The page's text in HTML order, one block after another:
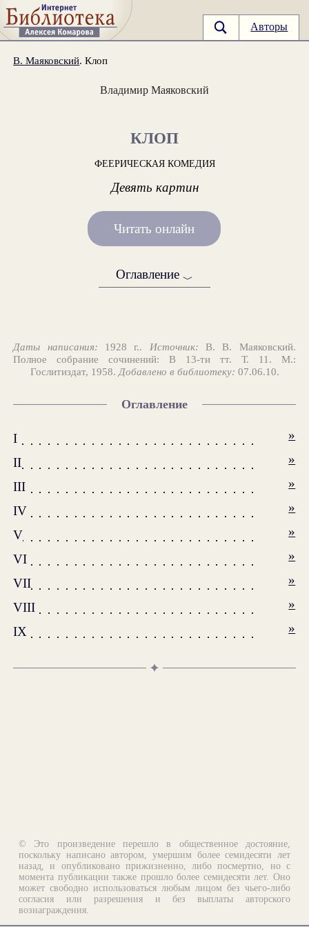
Авторы
В. Маяковский. Клоп
Владимир Маяковский
КЛОП
ФЕЕРИЧЕСКАЯ КОМЕДИЯ
Девять картин
Читать онлайн
Оглавление ﹀
Даты написания: 1928 г.. Источник: В. В. Маяковский.
Полное собрание сочинений: В 13-ти тт. Т. 11. М.:
Гослитиздат, 1958. Добавлено в библиотеку: 07.06.10.
Оглавление
I
»
II
»
III
»
IV
»
V
»
VI
»
VII
»
VIII
»
IX
»
✦
© Это произведение перешло в общественное достояние,
поскольку написано автором, умершим более семидесяти лет
назад, и опубликовано прижизненно, либо посмертно, но с
момента публикации также прошло более семидесяти лет. Оно
может свободно использоваться любым лицом без чьего-либо
согласия или разрешения и без выплаты авторского
вознаграждения.